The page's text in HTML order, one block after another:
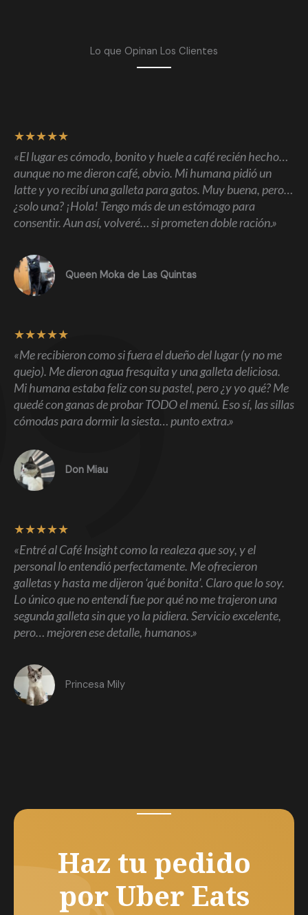
Lo que Opinan Los Clientes​​
★★★★★
«El lugar es cómodo, bonito y huele a café recién hecho…
aunque no me dieron café, obvio. Mi humana pidió un
latte y yo recibí una galleta para gatos. Muy buena, pero…
¿solo una? ¡Hola! Tengo más de un estómago para
consentir. Aun así, volveré… si prometen doble ración.»
Queen Moka de Las Quintas
★★★★★
«Me recibieron como si fuera el dueño del lugar (y no me
quejo). Me dieron agua fresquita y una galleta deliciosa.
Mi humana estaba feliz con su pastel, pero ¿y yo qué? Me
quedé con ganas de probar TODO el menú. Eso sí, las sillas
cómodas para dormir la siesta… punto extra.»
Don Miau
★★★★★
«Entré al Café Insight como la realeza que soy, y el
personal lo entendió perfectamente. Me ofrecieron
galletas y hasta me dijeron ‘qué bonita’. Claro que lo soy.
Lo único que no entendí fue por qué no me trajeron una
segunda galleta sin que yo la pidiera. Servicio excelente,
pero… mejoren ese detalle, humanos.»
Princesa Mily
Haz tu pedido
por Uber Eats